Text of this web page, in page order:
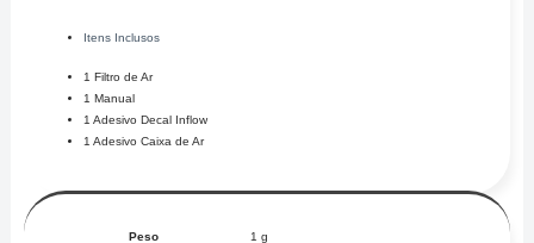
Itens Inclusos
1 Filtro de Ar
1 Manual
1 Adesivo Decal Inflow
1 Adesivo Caixa de Ar
Peso 1 g